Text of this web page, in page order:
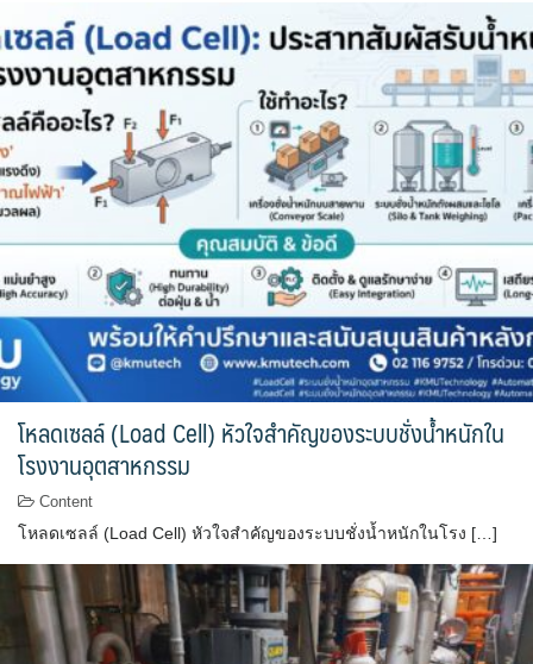
โหลดเซลล์ (Load Cell) หัวใจสำคัญของระบบชั่งน้ำหนักใน
โรงงานอุตสาหกรรม
Content
โหลดเซลล์ (Load Cell) หัวใจสำคัญของระบบชั่งน้ำหนักในโรง […]